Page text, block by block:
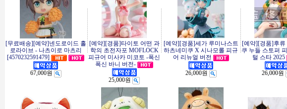
[무료배송][예약]넨도로이드 홀
로라이브 - 나츠이로 마츠리
[4570232591479]
67,000원
[예약][경품]타이토 어떤 과
학의 초전자포 MOFLOCK
피규어 미사카 미코토 -폭신
폭신 바니 버전-
25,000원
[예약][경품]세가 루미나스트
하츠네미쿠 X 시나모롤 피규
어 리뉴얼 버전
26,000원
[예약][경품]후류
쿠 누들 스토퍼
털 스타 2025
26,000원